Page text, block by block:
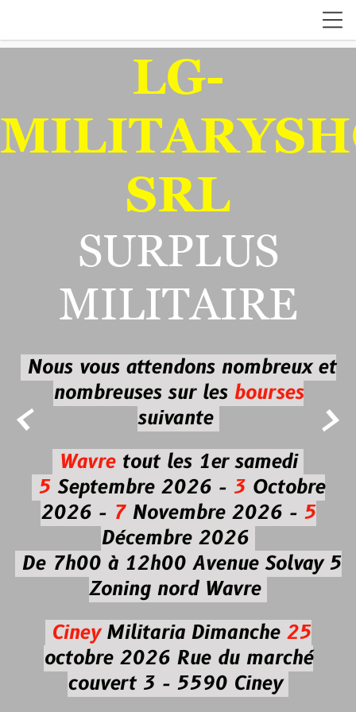
 
LG-
SRL
SURPLUS
MILITAIRE
Nous vous attendons nombreux et
nombreuses sur les bourses
suivante
Wavretout les 1er samedi
5Septembre 2026 - 3Octobre
2026 -7Novembre 2026 - 5
Décembre 2026
De 7h00 à 12h00 Avenue Solvay 5
Zoning nord Wavre
CineyMilitaria Dimanche 25
octobre 2026Rue du marché
couvert 3 - 5590 Ciney